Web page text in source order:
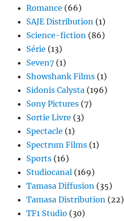
Romance (66)
SAJE Distribution (1)
Science-fiction (86)
Série (13)
Seven7 (1)
Showshank Films (1)
Sidonis Calysta (196)
Sony Pictures (7)
Sortie Livre (3)
Spectacle (1)
Spectrum Films (1)
Sports (16)
Studiocanal (169)
Tamasa Diffusion (35)
Tamasa Distribution (22)
TF1 Studio (30)